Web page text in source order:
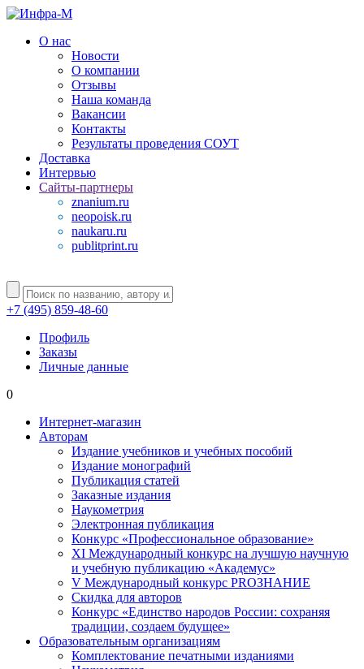
О нас
Новости
О компании
Отзывы
Наша команда
Вакансии
Контакты
Результаты проведения СОУТ
Доставка
Интервью
Сайты-партнеры
znanium.ru
neopoisk.ru
naukaru.ru
publitprint.ru
+7 (495) 859-48-60
Профиль
Заказы
Личные данные
0
Интернет-магазин
Авторам
Издание учебников и учебных пособий
Издание монографий
Публикация статей
Заказные издания
Наукометрия
Электронная публикация
Конкурс «Профессиональное образование»
XI Международный конкурс на лучшую научную
и учебную публикацию «Академус»
V Международный конкурс PROЗНАНИЕ
Скидка для авторов
Конкурс «Единство народов России: сохраняя
традиции, создаем будущее»
Образовательным организациям
Комплектование печатными изданиями